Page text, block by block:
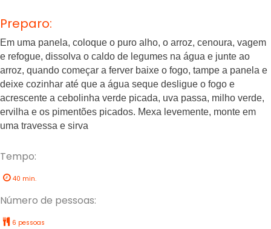
Preparo:
Em uma panela, coloque o puro alho, o arroz, cenoura, vagem
e refogue, dissolva o caldo de legumes na água e junte ao
arroz, quando começar a ferver baixe o fogo, tampe a panela e
deixe cozinhar até que a água seque desligue o fogo e
acrescente a cebolinha verde picada, uva passa, milho verde,
ervilha e os pimentões picados. Mexa levemente, monte em
uma travessa e sirva
Tempo:
40 min.
Número de pessoas:
6 pessoas